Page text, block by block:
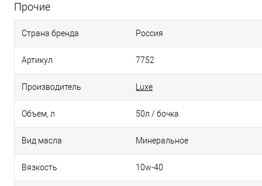
Прочие
Страна бренда Россия
Артикул 7752
Производитель Luxe
Объем, л 50л / бочка
Вид масла Минеральное
Вязкость 10w-40